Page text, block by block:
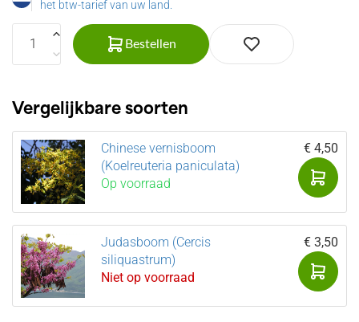
het btw-tarief van uw land.
Bestellen
Vergelijkbare soorten
Chinese vernisboom
(Koelreuteria paniculata)
Op voorraad
€ 4,50
Judasboom (Cercis
siliquastrum)
Niet op voorraad
€ 3,50